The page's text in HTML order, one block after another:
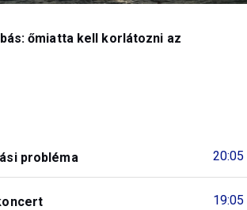
őmiatta kell korlátozni az
20:05
probléma
19:05